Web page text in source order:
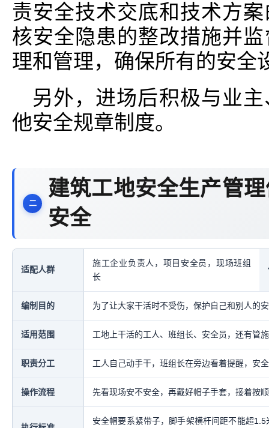
责安全技术交底和技术方
核安全隐患的整改措施并
理和管理，确保所有的安全
另外，进场后积极与业
他安全规章制度。
建筑工地安全生产管
安全
适配人群
施工企业负责人，项目安全员，现场班组
长
编制目的 为了让大家干活时不受伤，保护自己和别人的
适用范围 工地上干活的工人、班组长、安全员，还有管
职责分工 工人自己动手干，班组长在旁边看着提醒，安
操作流程 先看现场安不安全，再戴好帽子手套，接着按
安全帽要系紧带子，脚手架横杆间距不能超